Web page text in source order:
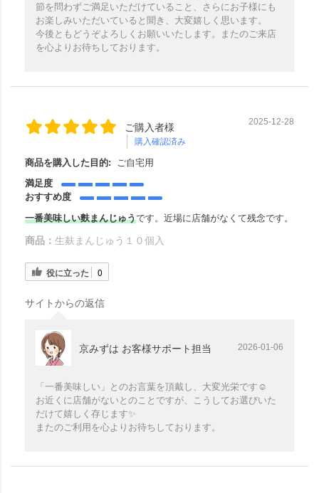
節を問わずご満足いただけていること、さらにお子様にも
お楽しみいただいていると聞き、大変嬉しく思います。
今後ともどうぞよろしくお願いいたします。またのご来店
を心よりお待ちしております。
ご購入者様
購入確認済み
2025-12-28
商品を購入した目的:
ご自宅用
満足度
おすすめ度
一番美味しい麩まんじゅうです。近場に店舗がなくて残念です。
商品： 生麸まんじゅう１０個入
役に立った 0
サイトからの返信
京みずは お客様サポート担当 2026-01-06
「一番美味しい」とのお言葉を頂戴し、大変光栄です☺️
お近くに店舗がないとのことですが、こうしてお選びいた
だけて嬉しく存じます✨️
またのご利用を心よりお待ちしております。